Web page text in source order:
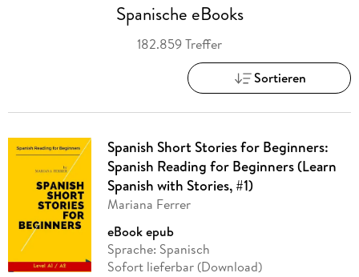
Spanische eBooks
182.859 Treffer
Sortieren
Spanish Short Stories for Beginners:
Spanish Reading for Beginners (Learn
Spanish with Stories, #1)
Mariana Ferrer
eBook epub
Sprache: Spanisch
Sofort lieferbar (Download)